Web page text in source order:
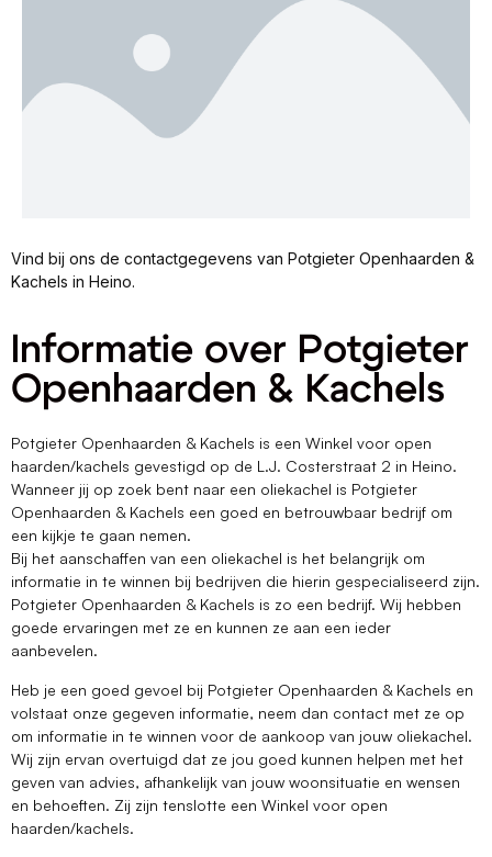
Vind bij ons de contactgegevens van Potgieter Openhaarden &
Kachels in Heino.
Informatie over Potgieter
Openhaarden & Kachels
Potgieter Openhaarden & Kachels is een Winkel voor open
haarden/kachels gevestigd op de L.J. Costerstraat 2 in Heino.
Wanneer jij op zoek bent naar een oliekachel is Potgieter
Openhaarden & Kachels een goed en betrouwbaar bedrijf om
een kijkje te gaan nemen.
Bij het aanschaffen van een oliekachel is het belangrijk om
informatie in te winnen bij bedrijven die hierin gespecialiseerd zijn.
Potgieter Openhaarden & Kachels is zo een bedrijf. Wij hebben
goede ervaringen met ze en kunnen ze aan een ieder
aanbevelen.
Heb je een goed gevoel bij Potgieter Openhaarden & Kachels en
volstaat onze gegeven informatie, neem dan contact met ze op
om informatie in te winnen voor de aankoop van jouw oliekachel.
Wij zijn ervan overtuigd dat ze jou goed kunnen helpen met het
geven van advies, afhankelijk van jouw woonsituatie en wensen
en behoeften. Zij zijn tenslotte een Winkel voor open
haarden/kachels.